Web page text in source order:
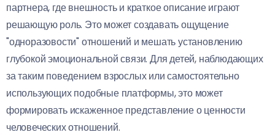
партнера, где внешность и краткое описание играют
решающую роль. Это может создавать ощущение
"одноразовости" отношений и мешать установлению
глубокой эмоциональной связи. Для детей, наблюдающих
за таким поведением взрослых или самостоятельно
использующих подобные платформы, это может
формировать искаженное представление о ценности
человеческих отношений.